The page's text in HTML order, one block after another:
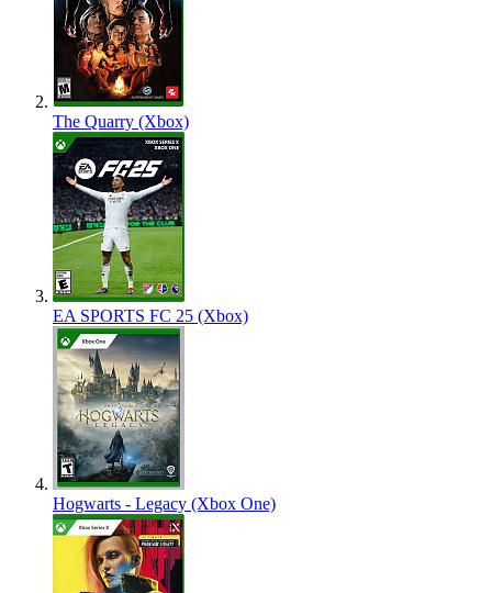
The Quarry (Xbox)
EA SPORTS FC 25 (Xbox)
Hogwarts - Legacy (Xbox One)